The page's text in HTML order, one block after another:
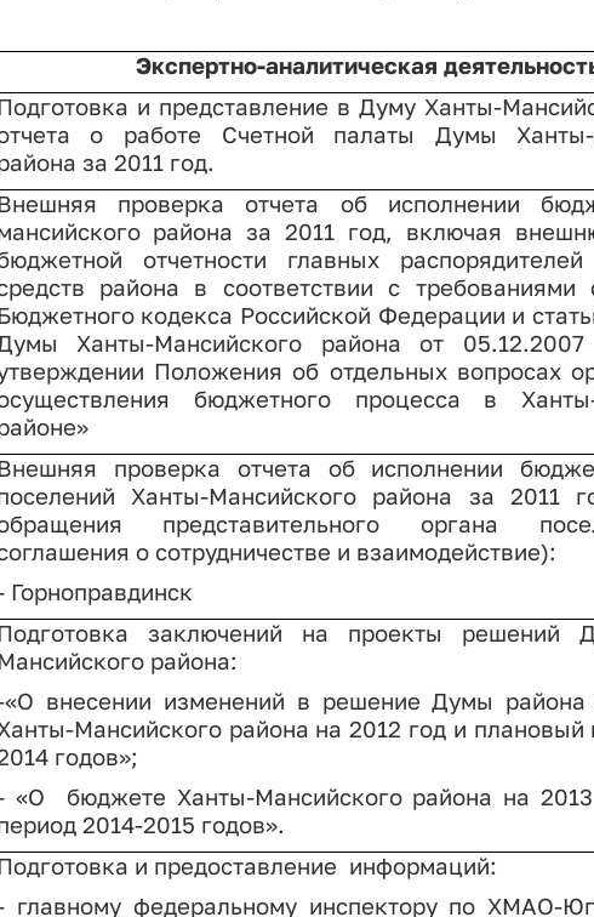
Экспертно-аналитическая
и представление в Думу Ханты-
о работе Счетной палаты Думы Ханты-
за 2011 год.
проверка отчета об исполнении
района за 2011 год, включая
отчетности главных
района в соответствии с требованиями
кодекса Российской Федерации и
Ханты-Мансийского района от
Положения об отдельных вопросах
бюджетного процесса в
проверка отчета об исполнении
Ханты-Мансийского района за 2011
представительного органа
о сотрудничестве и взаимодействие):
Горноправдинск
заключений на проекты решений
района:
«О внесении изменений в решение Думы
Мансийского района на 2012 год и плановый
годов»;
«О
бюджете Ханты-Мансийского района на
2014-2015 годов».
и предоставление информаций:
главному федеральному инспектору по ХМАО-